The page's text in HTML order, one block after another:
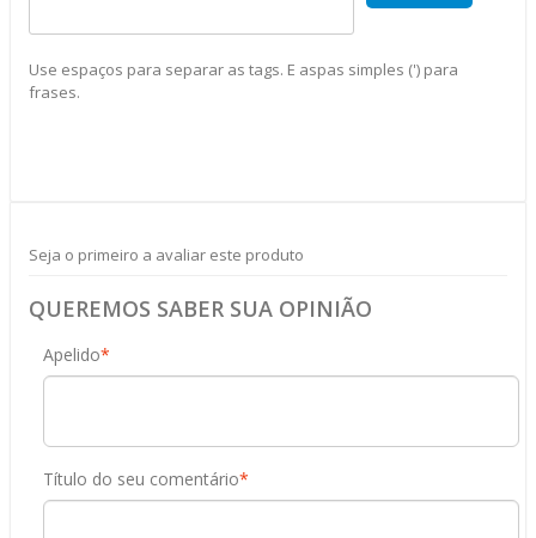
Use espaços para separar as tags. E aspas simples (') para
frases.
Seja o primeiro a avaliar este produto
QUEREMOS SABER SUA OPINIÃO
*
Apelido
*
Título do seu comentário